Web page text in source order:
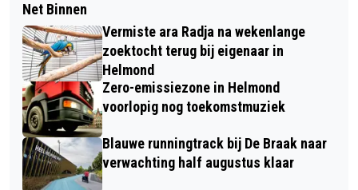
Net Binnen
Vermiste ara Radja na wekenlange
zoektocht terug bij eigenaar in
Helmond
Zero-emissiezone in Helmond
voorlopig nog toekomstmuziek
Blauwe runningtrack bij De Braak naar
verwachting half augustus klaar